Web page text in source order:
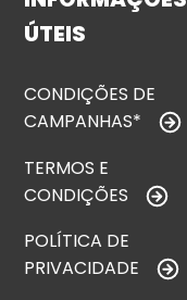
ÚTEIS
CONDIÇÕES DE
CAMPANHAS*
TERMOS E
CONDIÇÕES
POLÍTICA DE
PRIVACIDADE